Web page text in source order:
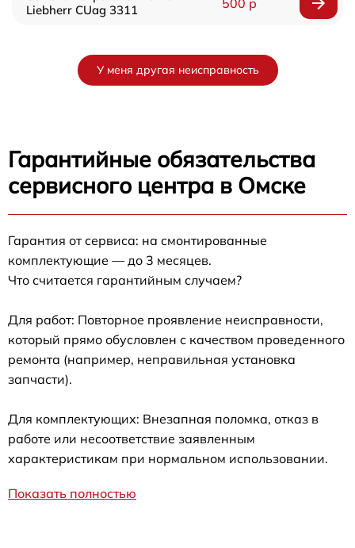
Liebherr CUag 3311
У меня другая неисправность
Гарантийные обязательства
сервисного центра в Омске
Гарантия от сервиса: на смонтированные
комплектующие — до 3 месяцев.
Что считается гарантийным случаем?
Для работ: Повторное проявление неисправности,
который прямо обусловлен с качеством проведенного
ремонта (например, неправильная установка
запчасти).
Для комплектующих: Внезапная поломка, отказ в
работе или несоответствие заявленным
характеристикам при нормальном использовании.
Показать полностью